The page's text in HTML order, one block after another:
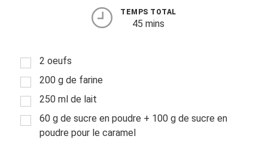
TEMPS TOTAL
45 mins
2 oeufs
200 g de farine
250 ml de lait
60 g de sucre en poudre + 100 g de sucre en
poudre pour le caramel